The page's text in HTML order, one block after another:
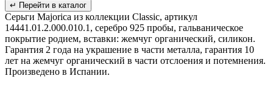
↵ Перейти в каталог
Серьги Majorica из коллекции Classic, артикул
14441.01.2.000.010.1, серебро 925 пробы, гальваническое
покрытие родием, вставки: жемчуг органический, силикон.
Гарантия 2 года на украшение в части металла, гарантия 10
лет на жемчуг органический в части отслоения и потемнения.
Произведено в Испании.